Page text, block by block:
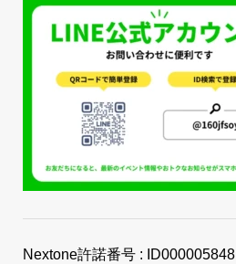
Nextone許諾番号 : ID000005848